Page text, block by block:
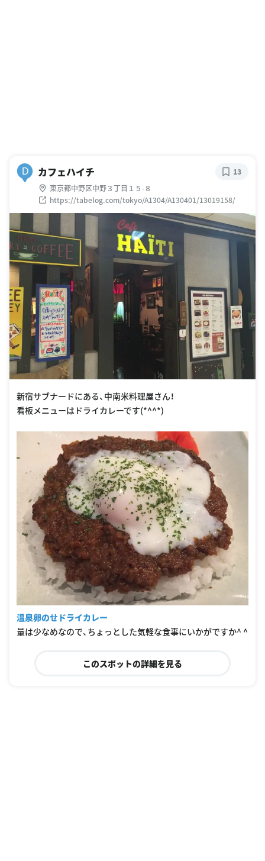
D カフェハイチ
東京都中野区中野３丁目１５-８
https://tabelog.com/tokyo/A1304/A130401/13019158/
13
新宿サブナードにある、中南米料理屋さん！
看板メニューはドライカレーです(*^^*)
温泉卵のせドライカレー
量は少なめなので、ちょっとした気軽な食事にいかがですか^ ^
このスポットの詳細を見る